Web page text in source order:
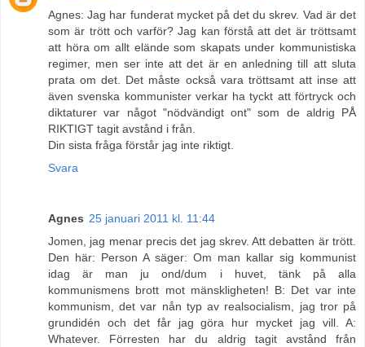
Agnes: Jag har funderat mycket på det du skrev. Vad är det
som är trött och varför? Jag kan förstå att det är tröttsamt
att höra om allt elände som skapats under kommunistiska
regimer, men ser inte att det är en anledning till att sluta
prata om det. Det måste också vara tröttsamt att inse att
även svenska kommunister verkar ha tyckt att förtryck och
diktaturer var något "nödvändigt ont" som de aldrig PÅ
RIKTIGT tagit avstånd i från.
Din sista fråga förstår jag inte riktigt.
Svara
Agnes 25 januari 2011 kl. 11:44
Jomen, jag menar precis det jag skrev. Att debatten är trött.
Den här: Person A säger: Om man kallar sig kommunist
idag är man ju ond/dum i huvet, tänk på alla
kommunismens brott mot mänskligheten! B: Det var inte
kommunism, det var nån typ av realsocialism, jag tror på
grundidén och det får jag göra hur mycket jag vill. A:
Whatever. Förresten har du aldrig tagit avstånd från